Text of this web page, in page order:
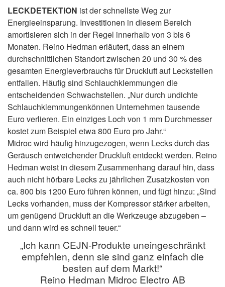
LECKDETEKTION ist der schnellste Weg zur
Energieeinsparung. Investitionen in diesem Bereich
amortisieren sich in der Regel innerhalb von 3 bis 6
Monaten. Reino Hedman erläutert, dass an einem
durchschnittlichen Standort zwischen 20 und 30 % des
gesamten Energieverbrauchs für Druckluft auf Leckstellen
entfallen. Häufig sind Schlauchklemmungen die
entscheidenden Schwachstellen. „Nur durch undichte
Schlauchklemmungenkönnen Unternehmen tausende
Euro verlieren. Ein einziges Loch von 1 mm Durchmesser
kostet zum Beispiel etwa 800 Euro pro Jahr.“
Midroc wird häufig hinzugezogen, wenn Lecks durch das
Geräusch entweichender Druckluft entdeckt werden. Reino
Hedman weist in diesem Zusammenhang darauf hin, dass
auch nicht hörbare Lecks zu jährlichen Zusatzkosten von
ca. 800 bis 1200 Euro führen können, und fügt hinzu: „Sind
Lecks vorhanden, muss der Kompressor stärker arbeiten,
um genügend Druckluft an die Werkzeuge abzugeben –
und dann wird es schnell teuer.“
„Ich kann CEJN-Produkte uneingeschränkt
empfehlen, denn sie sind ganz einfach die
besten auf dem Markt!“
Reino Hedman Midroc Electro AB